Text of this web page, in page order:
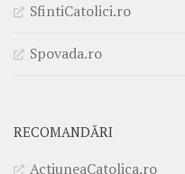
SfintiCatolici.ro
Spovada.ro
RECOMANDĂRI
ActiuneaCatolica.ro